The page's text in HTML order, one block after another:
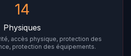
14
Physiques
accès physique, protection des
protection des équipements.